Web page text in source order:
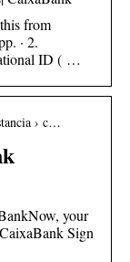
from
· 2.
ID ( …
› c…
your
Sign